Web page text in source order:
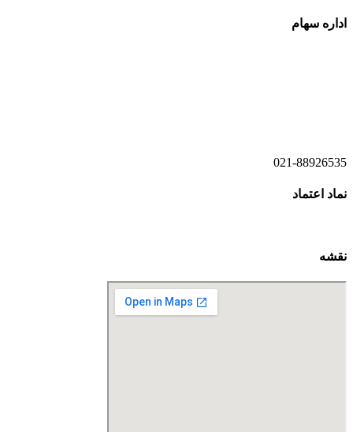
اداره سهام
021-88926535
نماد اعتماد
نقشه